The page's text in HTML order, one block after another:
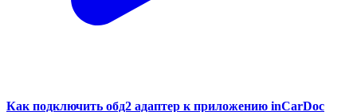
Как подключить обд2 адаптер к приложению inCarDoc